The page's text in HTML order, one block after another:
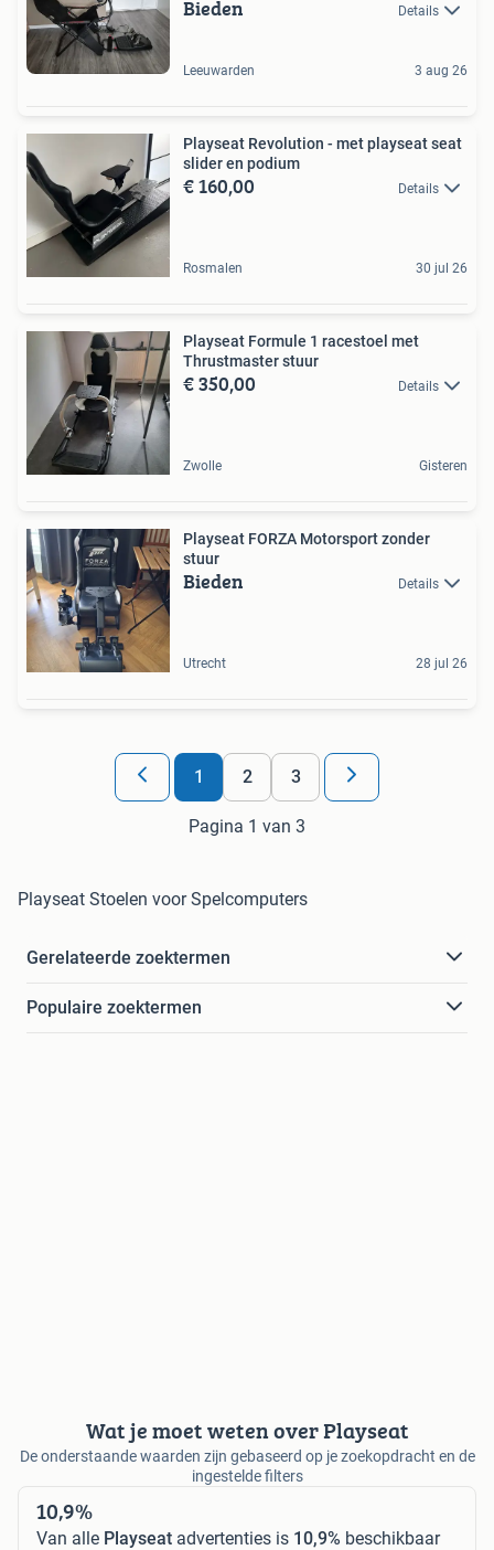
Bieden Details
Leeuwarden 3 aug 26
Playseat Revolution - met playseat seat
slider en podium
€ 160,00 Details
Rosmalen 30 jul 26
Playseat Formule 1 racestoel met
Thrustmaster stuur
€ 350,00 Details
Zwolle Gisteren
Playseat FORZA Motorsport zonder
stuur
Bieden Details
Utrecht 28 jul 26
1 2 3
Pagina 1 van 3
Playseat Stoelen voor Spelcomputers
Gerelateerde zoektermen
Populaire zoektermen
Wat je moet weten over Playseat
De onderstaande waarden zijn gebaseerd op je zoekopdracht en de
ingestelde filters
10,9%
Van alle Playseat advertenties is 10,9% beschikbaar